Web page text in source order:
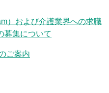
）および介護業界への求職
募集について
ご案内